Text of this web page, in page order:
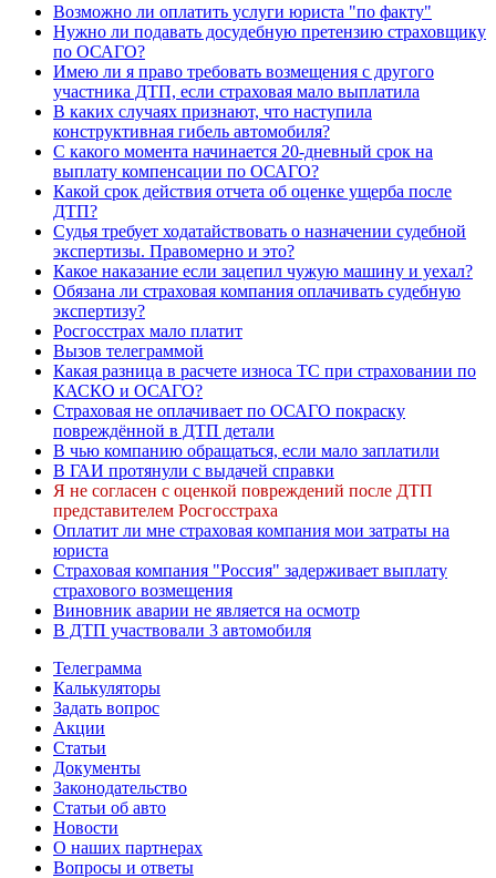
Возможно ли оплатить услуги юриста "по факту"
Нужно ли подавать досудебную претензию страховщику
по ОСАГО?
Имею ли я право требовать возмещения с другого
участника ДТП, если страховая мало выплатила
В каких случаях признают, что наступила
конструктивная гибель автомобиля?
С какого момента начинается 20-дневный срок на
выплату компенсации по ОСАГО?
Какой срок действия отчета об оценке ущерба после
ДТП?
Судья требует ходатайствовать о назначении судебной
экспертизы. Правомерно и это?
Какое наказание если зацепил чужую машину и уехал?
Обязана ли страховая компания оплачивать судебную
экспертизу?
Росгосстрах мало платит
Вызов телеграммой
Какая разница в расчете износа ТС при страховании по
КАСКО и ОСАГО?
Страховая не оплачивает по ОСАГО покраску
повреждённой в ДТП детали
В чью компанию обращаться, если мало заплатили
В ГАИ протянули с выдачей справки
Я не согласен с оценкой повреждений после ДТП
представителем Росгосстраха
Оплатит ли мне страховая компания мои затраты на
юриста
Страховая компания "Россия" задерживает выплату
страхового возмещения
Виновник аварии не является на осмотр
В ДТП участвовали 3 автомобиля
Телеграмма
Калькуляторы
Задать вопрос
Акции
Статьи
Документы
Законодательство
Статьи об авто
Новости
О наших партнерах
Вопросы и ответы